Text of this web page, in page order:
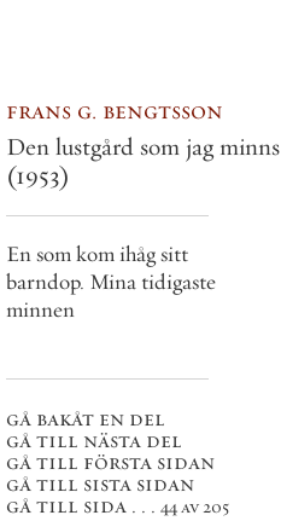
frans g. bengtsson
Den lustgård som jag minns
(1953)
En som kom ihåg sitt
barndop. Mina tidigaste
minnen
gå bakåt en del
gå till nästa del
gå till första sidan
gå till sista sidan
gå till sida . . . 44 av 205